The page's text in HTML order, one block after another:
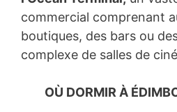
commercial comprenant
boutiques, des bars ou
complexe de salles de
OÙ DORMIR À